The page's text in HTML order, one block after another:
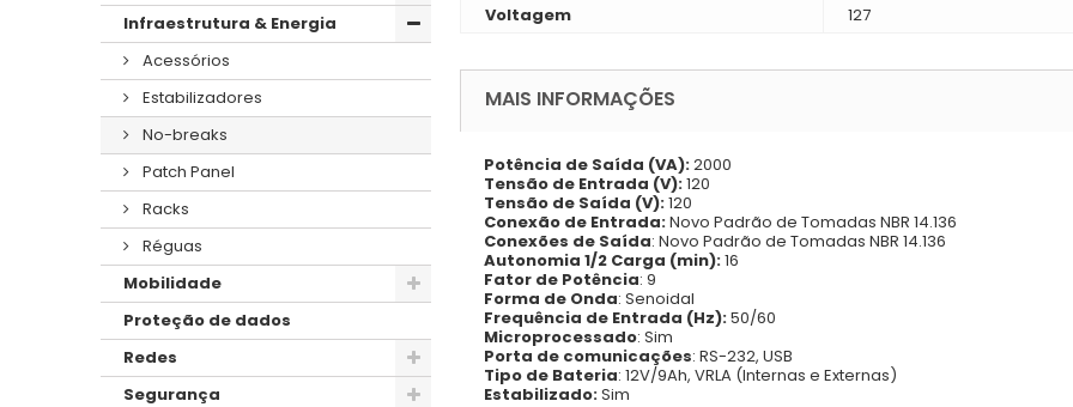
Infraestrutura & Energia
Acessórios
Estabilizadores
No-breaks
Patch Panel
Racks
Réguas
Mobilidade
Proteção de dados
Redes
Segurança
Voltagem
127
MAIS INFORMAÇÕES
Potência de Saída (VA):2000
Tensão de Entrada (V):120
Tensão de Saída (V):120
Conexão de Entrada:Novo Padrão de Tomadas NBR 14.136
Conexões de Saída: Novo Padrão de Tomadas NBR 14.136
Autonomia 1/2 Carga (min):16
Fator de Potência: 9
Forma de Onda: Senoidal
Frequência de Entrada (Hz):50/60
Microprocessado: Sim
Porta de comunicações: RS-232, USB
Tipo de Bateria: 12V/9Ah, VRLA (Internas e Externas)
Estabilizado:Sim